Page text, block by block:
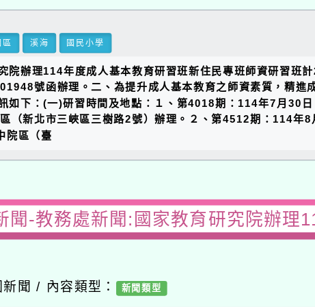
區 溪海 國民小學
院辦理114年度成人基本教育研習班新住民專班師資研習班
號函辦理。二、為提升成人基本教育之師資素質，精進
如下：(一)研習時間及地點：１、第4018期：114年7月30
（新北市三峽區三樹路2號）辦理。２、第4512期：114年
院區（臺
聞-教務處新聞:國家教育研究院辦理
聞 / 內容類型： 新聞類型